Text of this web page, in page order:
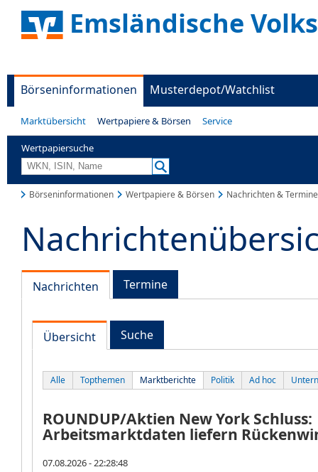
Emsländische
Börseninformationen Musterdepot/Watchlist
Marktübersicht Wertpapiere & Börsen Service
Wertpapiersuche
Börseninformationen Wertpapiere & Börsen Nachrichten & Termine
Nachrichten Termine
Übersicht Suche
Alle Topthemen Marktberichte Politik Ad hoc
ROUNDUP/Aktien New York Schluss:
Arbeitsmarktdaten liefern
07.08.2026 - 22:28:48